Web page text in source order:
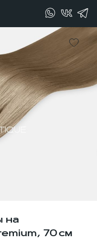
на
70 см